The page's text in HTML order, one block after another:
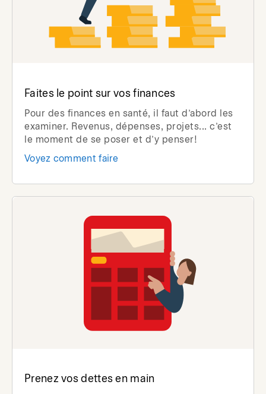
Faites le point sur vos finances
Pour des finances en santé, il faut d’abord les
examiner. Revenus, dépenses, projets... c’est
le moment de se poser et d’y penser!
Voyez comment faire
Prenez vos dettes en main